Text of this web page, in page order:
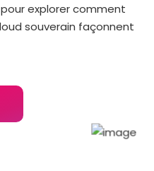
explorer comment
souverain façonnent